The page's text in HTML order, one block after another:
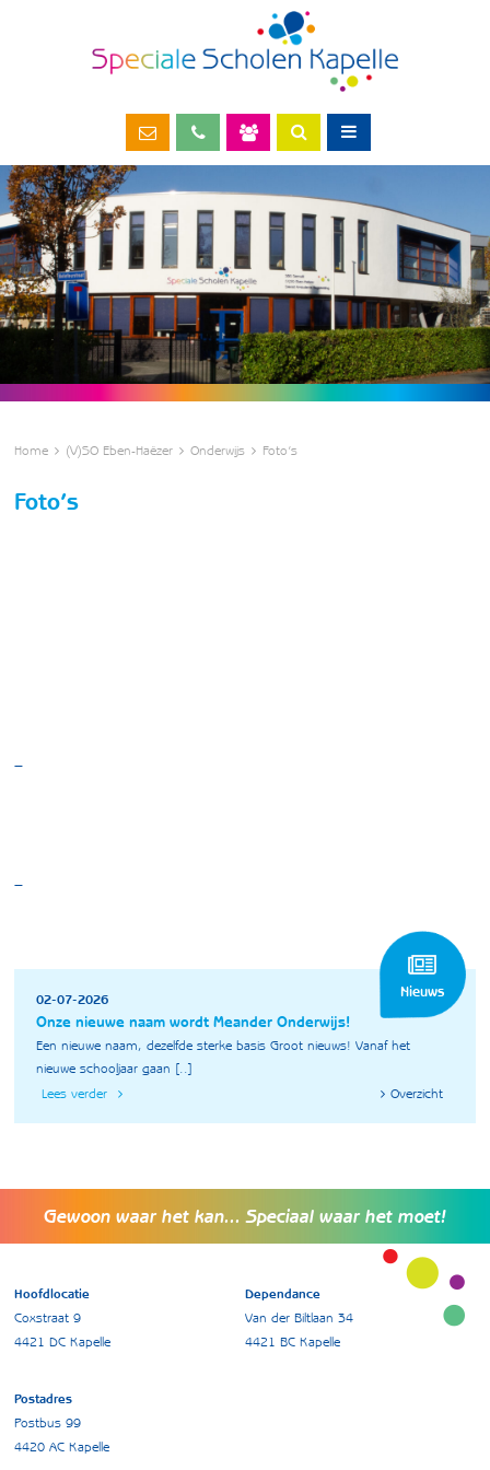
Home (V)SO Eben-Haëzer Onderwijs Foto’s
Foto’s
02-07-2026
Onze nieuwe naam wordt Meander Onderwijs!
Een nieuwe naam, dezelfde sterke basis Groot nieuws! Vanaf het
nieuwe schooljaar gaan [..]
Lees verder
Overzicht
Nieuws
Gewoon waar het kan... Speciaal waar het moet!
Hoofdlocatie
Coxstraat 9
4421 DC Kapelle
Dependance
Van der Biltlaan 34
4421 BC Kapelle
Postadres
Postbus 99
4420 AC Kapelle